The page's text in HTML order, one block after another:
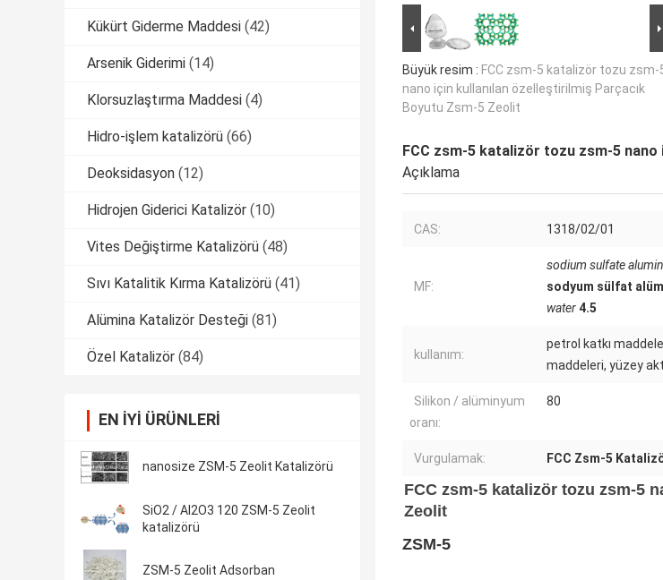
Kükürt Giderme Maddesi (42)
Arsenik Giderimi (14)
Klorsuzlaştırma Maddesi (4)
Hidro-işlem katalizörü (66)
Deoksidasyon (12)
Hidrojen Giderici Katalizör (10)
Vites Değiştirme Katalizörü (48)
Sıvı Katalitik Kırma Katalizörü (41)
Alümina Katalizör Desteği (81)
Özel Katalizör (84)
EN IYI ÜRÜNLERI
nanosize ZSM-5 Zeolit ​​Katalizörü
SiO2 / Al2O3 120 ZSM-5 Zeolit ​​
katalizörü
ZSM-5 Zeolit ​​Adsorban
Büyük resim : FCC zsm-5 katalizör tozu zsm-
nano için kullanılan özelleştirilmiş Parçacık
Boyutu Zsm-5 Zeolit
FCC zsm-5 katalizör tozu zsm-5
Açıklama
CAS: 1318/02/01
MF:
sodium sulfate
sodyum sülfat
water4.5
kullanım:
petrol katkı
maddeleri, yüzey
Silikon / alüminyum
oranı:
80
Vurgulamak: FCC Zsm-5
FCC zsm-5 katalizör tozu zsm-5
Zeolit
ZSM-5